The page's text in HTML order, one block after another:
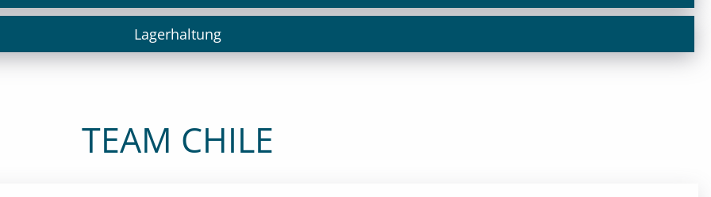
Lagerhaltung
TEAM CHILE